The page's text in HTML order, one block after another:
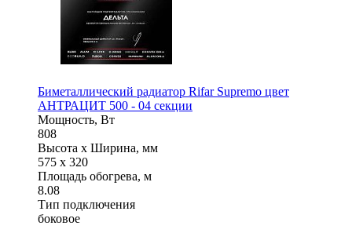
Биметаллический радиатор Rifar Supremo цвет
АНТРАЦИТ 500 - 04 секции
Мощность, Вт
808
Высота x Ширина, мм
575 x 320
Площадь обогрева, м
8.08
Тип подключения
боковое